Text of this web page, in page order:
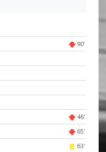
90'
46'
65'
63'